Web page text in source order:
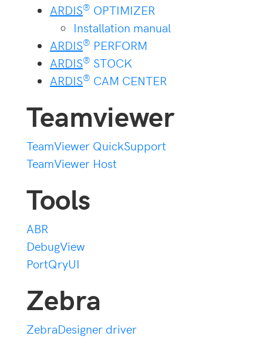
ARDIS® OPTIMIZER
Installation manual
ARDIS® PERFORM
ARDIS® STOCK
ARDIS® CAM CENTER
Teamviewer
TeamViewer QuickSupport
TeamViewer Host
Tools
ABR
DebugView
PortQryUI
Zebra
ZebraDesigner driver